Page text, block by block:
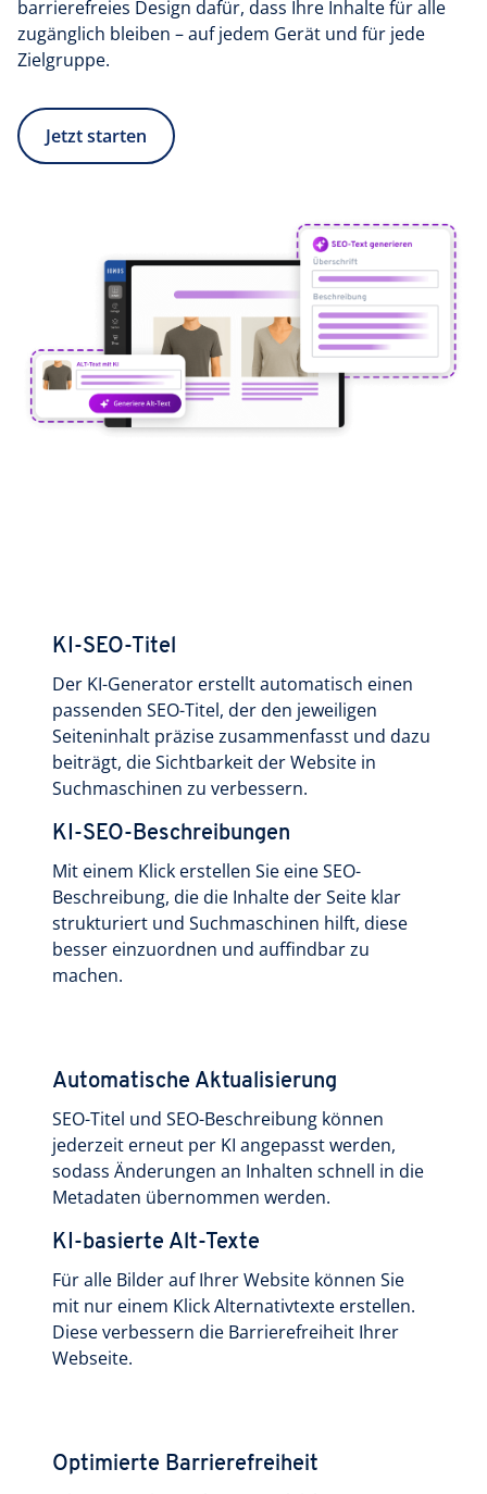
barrierefreies Design dafür, dass Ihre Inhalte für alle
zugänglich bleiben – auf jedem Gerät und für jede
Zielgruppe.
Jetzt starten
KI-SEO-Titel
Der KI-Generator erstellt automatisch einen
passenden SEO-Titel, der den jeweiligen
Seiteninhalt präzise zusammenfasst und dazu
beiträgt, die Sichtbarkeit der Website in
Suchmaschinen zu verbessern.
KI-SEO-Beschreibungen
Mit einem Klick erstellen Sie eine SEO-
Beschreibung, die die Inhalte der Seite klar
strukturiert und Suchmaschinen hilft, diese
besser einzuordnen und auffindbar zu
machen.
Automatische Aktualisierung
SEO-Titel und SEO-Beschreibung können
jederzeit erneut per KI angepasst werden,
sodass Änderungen an Inhalten schnell in die
Metadaten übernommen werden.
KI-basierte Alt-Texte
Für alle Bilder auf Ihrer Website können Sie
mit nur einem Klick Alternativtexte erstellen.
Diese verbessern die Barrierefreiheit Ihrer
Webseite.
Optimierte Barrierefreiheit